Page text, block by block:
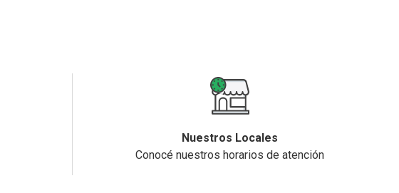
Nuestros Locales
Conocé nuestros horarios de atención